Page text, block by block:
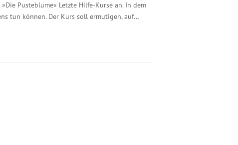
Pusteblume« Letzte Hilfe-Kurse an. In dem
tun können. Der Kurs soll ermutigen, auf…